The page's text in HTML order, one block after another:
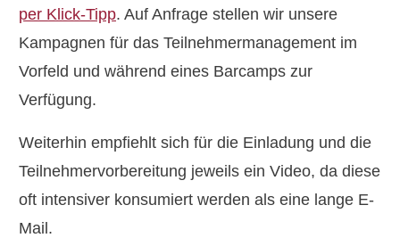
per Klick-Tipp. Auf Anfrage stellen wir unsere
Kampagnen für das Teilnehmermanagement im
Vorfeld und während eines Barcamps zur
Verfügung.
Weiterhin empfiehlt sich für die Einladung und die
Teilnehmervorbereitung jeweils ein Video, da diese
oft intensiver konsumiert werden als eine lange E-
Mail.